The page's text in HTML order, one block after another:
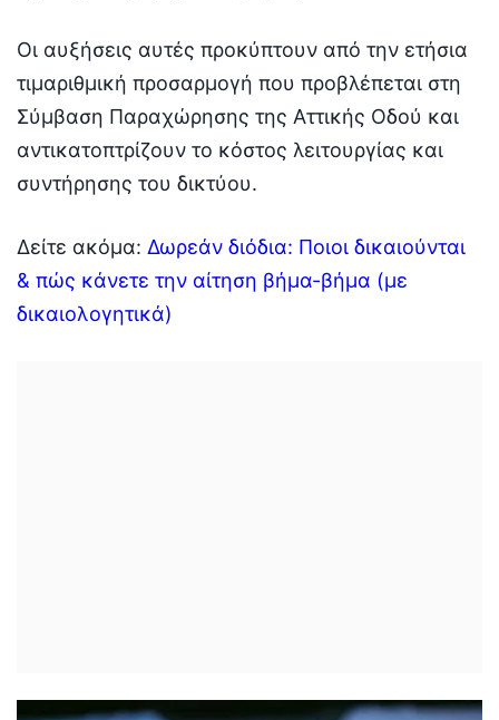
Οι αυξήσεις αυτές προκύπτουν από την ετήσια
τιμαριθμική προσαρμογή που προβλέπεται στη
Σύμβαση Παραχώρησης της Αττικής Οδού και
αντικατοπτρίζουν το κόστος λειτουργίας και
συντήρησης του δικτύου.
Δείτε ακόμα: Δωρεάν διόδια: Ποιοι δικαιούνται
& πώς κάνετε την αίτηση βήμα-βήμα (με
δικαιολογητικά)